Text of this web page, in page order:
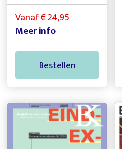
Vanaf € 24,95
Meer info
Bestellen